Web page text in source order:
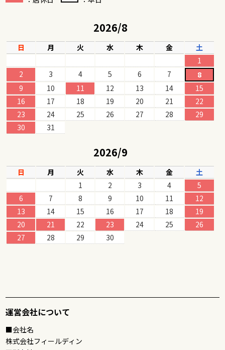
2026/8
日 月 火 水 木 金
土
1
2
3 4 5 6 7
8
9
10 11 12 13 14
15
16
17 18 19 20 21
22
23
24 25 26 27 28
29
30
31
2026/9
日 月 火 水 木 金
土
1
2 3 4
5
6
7 8 9 10 11
12
13
14 15 16 17 18
19
20
21 22 23 24 25
26
27
28 29 30
運営会社について
■会社名
株式会社フィールディン